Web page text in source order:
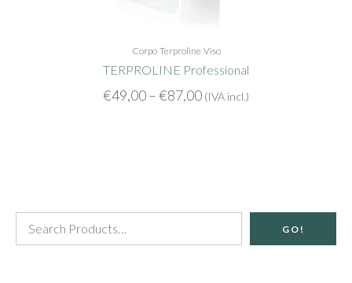
Corpo Terproline Viso
TERPROLINE Professional
€49,00–€87,00 (IVA incl.)
GO!